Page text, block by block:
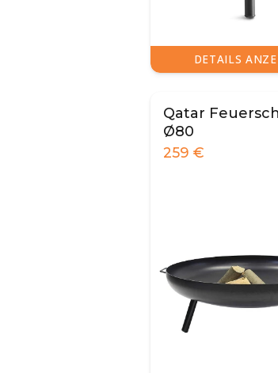
DETAILS
Qatar
Ø80
259 €